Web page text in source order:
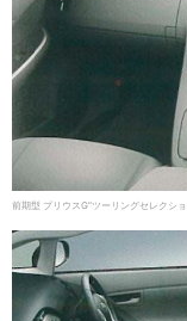
前期型 プリウスG”ツーリングセレクシ